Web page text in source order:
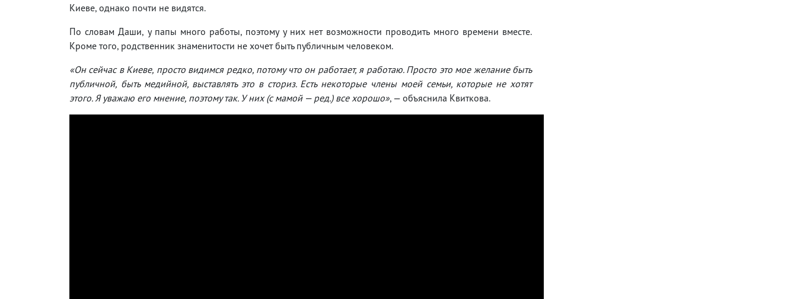
Киеве, однако почти не видятся.
По словам Даши, у папы много работы, поэтому у них нет возможности проводить много времени вместе.
Кроме того, родственник знаменитости не хочет быть публичным человеком.
«Он сейчас в Киеве, просто видимся редко, потому что он работает, я работаю. Просто это мое желание быть
публичной, быть медийной, выставлять это в сториз. Есть некоторые члены моей семьи, которые не хотят
этого. Я уважаю его мнение, поэтому так. У них (с мамой — ред.) все хорошо», — объяснила Квиткова.